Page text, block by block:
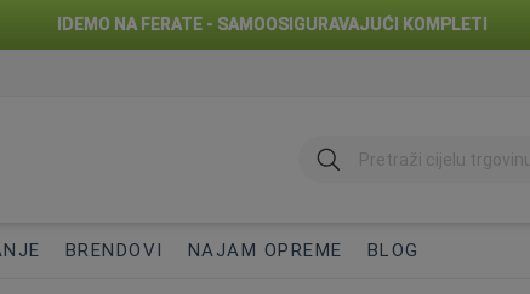
IDEMO NA FERATE - SAMOOSIGURAVAJUĆI KOMPLETI
traži
BRENDOVI NAJAM OPREME BLOG